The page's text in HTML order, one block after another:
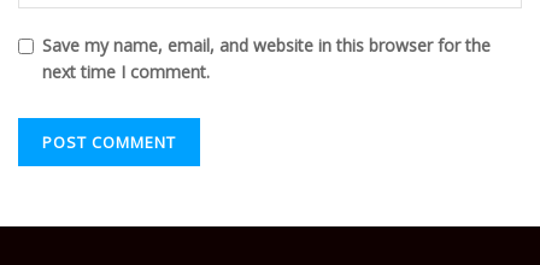
Save my name, email, and website in this browser for the
next time I comment.